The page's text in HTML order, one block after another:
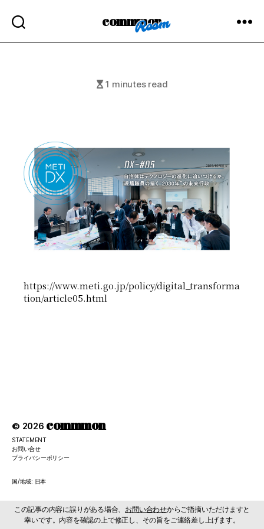
commmon
1 minutes read
https://www.meti.go.jp/policy/digital_transforma
tion/article05.html
© 2026 commmon
STATEMENT
お問い合せ
プライバシーポリシー
国/地域: 日本
この記事の内容に誤りがある場合、 お問い合わせからご指摘いただけますと
幸いです。内容を確認の上で修正し、その旨をご連絡差し上げます。